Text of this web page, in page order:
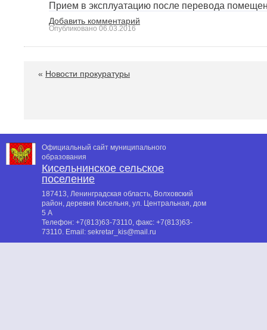
Прием в эксплуатацию после перевода
Добавить комментарий
Опубликовано 06.03.2016
« Новости прокуратуры
Официальный сайт муниципального
образования
Кисельнинское сельское
поселение
187413, Ленинградская область, Волховский
район, деревня Кисельня, ул. Центральная, дом
5 А
Телефон: +7(813)63-73110, факс: +7(813)63-
73110. Email: sekretar_kis@mail.ru